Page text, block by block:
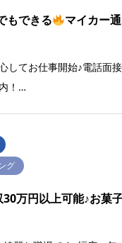
もできる
マイカー通
してお仕事開始♪電話面接
！…
グ
万円以上可能♪お菓